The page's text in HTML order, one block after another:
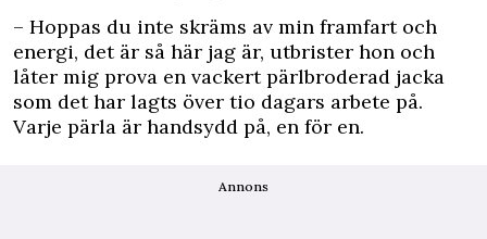
– Hoppas du inte skräms av min framfart och
energi, det är så här jag är, utbrister hon och
låter mig prova en vackert pärlbroderad jacka
som det har lagts över tio dagars arbete på.
Varje pärla är handsydd på, en för en.
Annons